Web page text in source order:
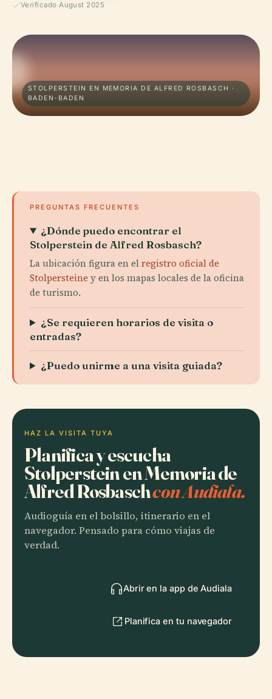
Verificado August 2025
STOLPERSTEIN EN MEMORIA DE ALFRED ROSBASCH ·
BADEN-BADEN
PREGUNTAS FRECUENTES
¿Dónde puedo encontrar el
Stolperstein de Alfred Rosbasch?
La ubicación figura en elregistro oficial de
Stolpersteine y en los mapas locales de la oficina
de turismo.
¿Se requieren horarios de visita o
entradas?
¿Puedo unirme a una visita guiada?
HAZ LA VISITA TUYA
Planifica y escucha
Stolperstein en Memoria de
Alfred Rosbaschcon Audiala.
Audioguía en el bolsillo, itinerario en el
navegador. Pensado para cómo viajas de
verdad.
Abrir en la app de Audiala
Planifica en tu navegador